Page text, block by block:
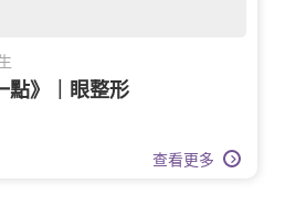
點》｜眼整形
查看更多